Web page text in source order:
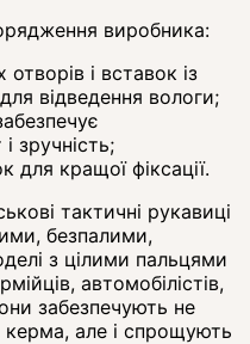
виробника:
отворів і вставок із
відведення вологи;
зручність;
для кращої фіксації.
тактичні рукавиці
безпалими,
з цілими пальцями
автомобілістів,
забезпечують не
керма, але і спрощують